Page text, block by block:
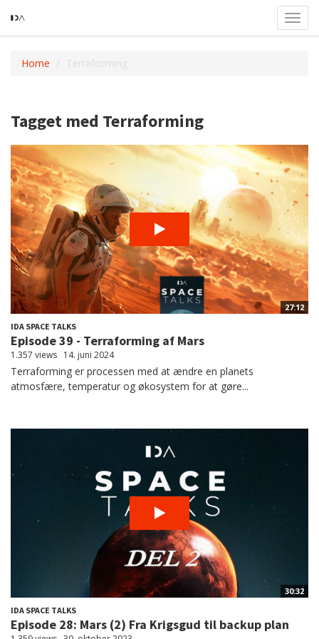
Home Terraforming
Tagget med Terraforming
27:12
IDA SPACE TALKS
Episode 39 - Terraforming af Mars
1.357 views 14. juni 2024
Terraforming er processen med at ændre en planets
atmosfære, temperatur og økosystem for at gøre...
30:32
IDA SPACE TALKS
Episode 28: Mars (2) Fra Krigsgud til backup plan